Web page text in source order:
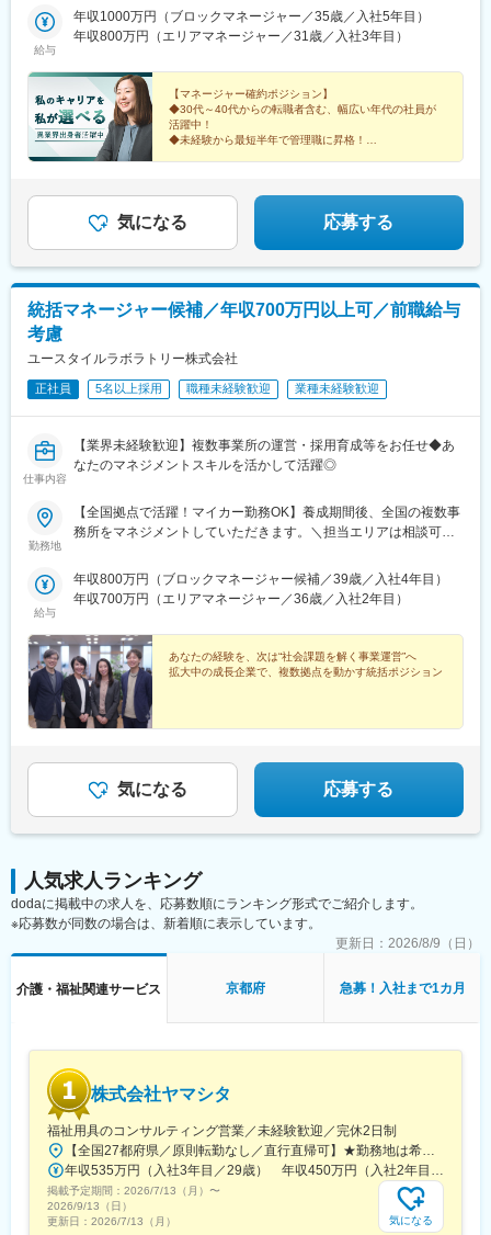
い方に最適なポジション☆引越し手当支給・家賃無料の借り上げ
社宅提供◆全国募集◆四国・東北・関西・岐阜・長野で強化募集
お住まいの地域又はジェネラルマネージャーと相談の上決定《養
成期間中の勤務地》東京、神奈川、埼玉※所在地はHP記載【2／地
元マネージャーコース】☆地元採用・転勤なしOK☆別事業へのキ
ャリアチェンジによる昇格可能◆勤務地はページ下部『勤務地一
覧』を参照ください└湘南・川越・香川・川崎・江戸川・徳島・
青森・多摩川に新規オープン！＝施設ケア事業＝【転勤なしOK／
関東／茨城、栃木、群馬、埼玉、東京、神奈川■甲信越・北陸／新
潟■関西／兵庫■東海／静岡、愛知■中国・四国／岡山、広島■九
州・沖縄／福岡、佐賀☆養成期間は最寄り施設勤務
給与
年収1000万円（ブロックマネージャー／35歳／入社5年目）
年収800万円（エリアマネージャー／31歳／入社3年目）
【マネージャー確約ポジション】
◆30代～40代からの転職者含む、幅広い年代の社員が
活躍中！
◆未経験から最短半年で管理職に昇格！
そんなあなたを、私たちは歓迎します。
気になる 応募する
統括マネージャー候補／年収700万円以上可／前職給与
考慮
ユースタイルラボラトリー株式会社
正社員 5名以上採用 職種未経験歓迎 業種未経験歓迎
仕事内容
【業界未経験歓迎】複数事業所の運営・採用育成等をお任せ◆あ
なたのマネジメントスキルを活かして活躍◎
勤務地
【全国拠点で活躍！マイカー勤務OK】養成期間後、全国の複数事
務所をマネジメントしていただきます。＼担当エリアは相談可
《養成期間中の勤務地》現在は東京、横浜、埼玉、福岡の事業所
で行っていますが、ご希望に合わせて、お住まいのエリアで行う
気軽にご相談ください。《養成期間後の勤務地》全国47都道府県
が対象※現在お住まいの地域又はジェネラルマネージャーと相談の
上決定《配属事業部について》障害福祉事業では「重度訪問介
護」と「グループホーム」、高齢者事業では「訪問介護事業」を
展開しています。配属に関しては、適性や条件等に応じて、配属
の事業部を決定。あなたの適性や能力を活かせる適切な部署でご
なる点はご相談ください。☆引越し手当支給・借り上げ社宅提供
あり（無料）
給与
年収800万円（ブロックマネージャー候補／39歳／入社4年目）
年収700万円（エリアマネージャー／36歳／入社2年目）
あなたの経験を、次は“社会課題を解く事業運営”へ
拡大中の成長企業で、複数拠点を動かす統括ポジション
気になる 応募する
人気求人ランキング
dodaに掲載中の求人を、応募数順にランキング形式でご紹介します。
※応募数が同数の場合は、新着順に表示しています。
更新日： 2026/8/9（日）
介護・福祉関連サービス 京都府 急募！入社まで1カ月
株式会社ヤマシタ
福祉用具のコンサルティング営業／未経験歓迎／完休2日制
掲載予定期間： 2026/7/13（月） 〜
2026/9/13（日）
更新日： 2026/7/13（月） 気になる